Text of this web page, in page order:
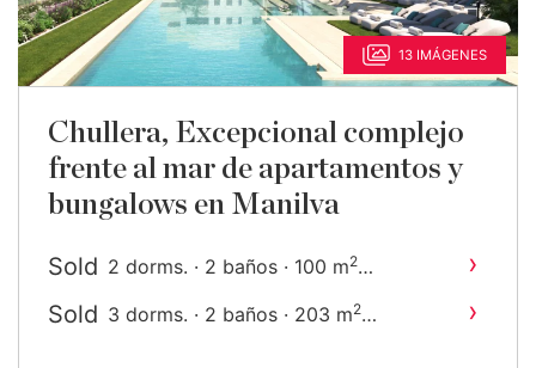
13 IMÁGENES
Chullera, Excepcional complejo
frente al mar de apartamentos y
bungalows en Manilva
Sold 2 dorms. · 2 baños · 100 m2 ›
Sold 3 dorms. · 2 baños · 203 m2 ›